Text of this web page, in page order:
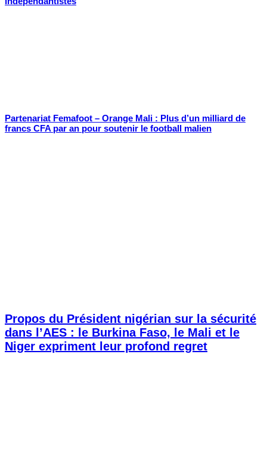
Partenariat Femafoot – Orange Mali : Plus d’un milliard de
francs CFA par an pour soutenir le football malien
Propos du Président nigérian sur la sécurité
dans l’AES : le Burkina Faso, le Mali et le
Niger expriment leur profond regret